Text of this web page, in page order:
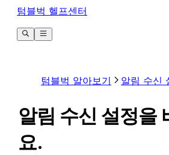
텀블벅 헬프센터
텀블벅 알아보기 알림 수신
알림 수신 설정을
요.